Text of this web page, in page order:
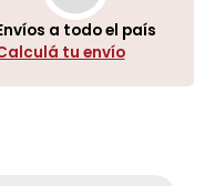
a todo el país
tu envío